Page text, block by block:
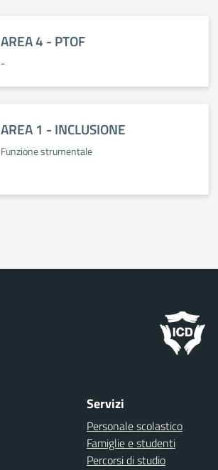
AREA 4 - PTOF
-
AREA 1 - INCLUSIONE
Funzione strumentale
Servizi
Personale scolastico
Famiglie e studenti
Percorsi di studio